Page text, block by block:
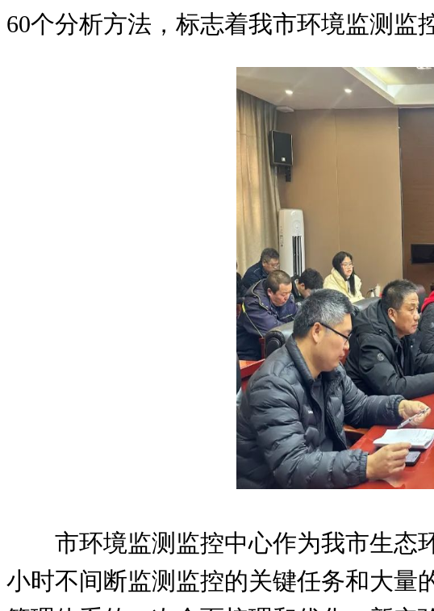
60个分析方法，标志着我市环境监测监
市环境监测监控中心作为我市生态
小时不间断监测监控的关键任务和大量